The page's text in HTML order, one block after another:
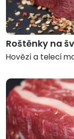
Roštěnky na
Hovězí a telecí